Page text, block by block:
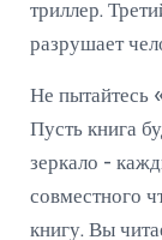
триллер.
разрушает
Не пытайтесь
Пусть книга
зеркало -
совместного
книгу. Вы